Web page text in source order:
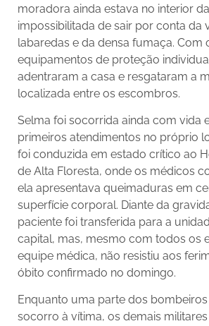
moradora ainda estava no interior
impossibilitada de sair por conta da
labaredas e da densa fumaça. Com
equipamentos de proteção
adentraram a casa e resgataram a
localizada entre os escombros.
Selma foi socorrida ainda com vida
primeiros atendimentos no próprio
foi conduzida em estado crítico ao
de Alta Floresta, onde os médicos
ela apresentava queimaduras em
superfície corporal. Diante da
paciente foi transferida para a
capital, mas, mesmo com todos os
equipe médica, não resistiu aos
óbito confirmado no domingo.
Enquanto uma parte dos
socorro à vítima, os demais